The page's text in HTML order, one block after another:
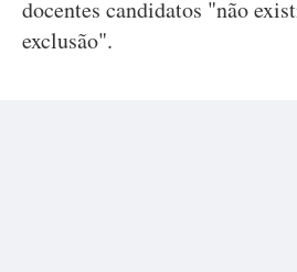
docentes candidatos "não
exclusão".